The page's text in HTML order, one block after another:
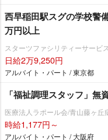
西早稲田駅スグの学校警
万円以上
スターツファシリティーサービ
日給2万9,250円
アルバイト・パート / 東京都
「福祉調理スタッフ」無
医療法人ラポール会/青山藤ヶ丘
時給1,177円～
アルバイト・パート / 大阪府